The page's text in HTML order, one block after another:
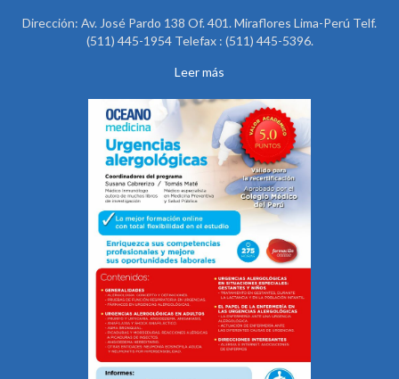
Dirección: Av. José Pardo 138 Of. 401. Miraflores Lima-Perú Telf.
(511) 445-1954 Telefax : (511) 445-5396.
Leer más